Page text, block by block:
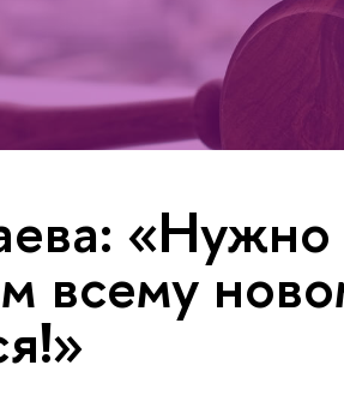
«Нужно
всему